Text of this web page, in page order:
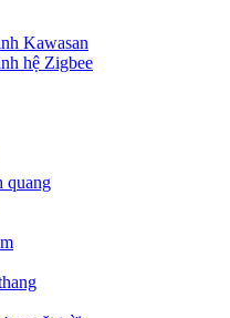
Kawasan
hệ Zigbee
quang